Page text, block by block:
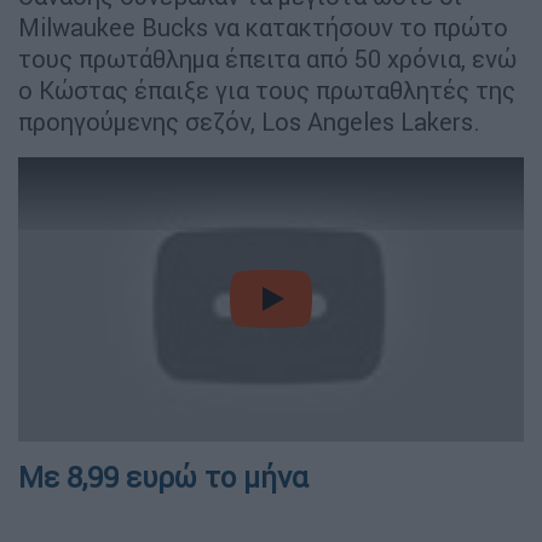
Milwaukee Bucks να κατακτήσουν το πρώτο
τους πρωτάθλημα έπειτα από 50 χρόνια, ενώ
ο Κώστας έπαιξε για τους πρωταθλητές της
προηγούμενης σεζόν, Los Angeles Lakers.
video
Με 8,99 ευρώ το μήνα